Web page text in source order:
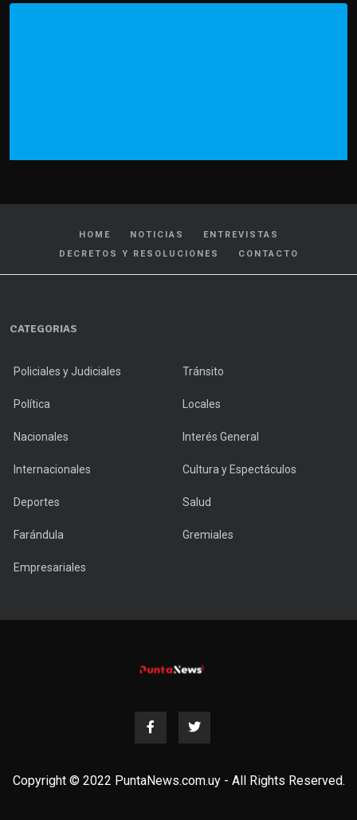
HOME NOTICIAS
ENTREVISTAS
DECRETOS Y RESOLUCIONES
CONTACTO
CATEGORIAS
Policiales y Judiciales Tránsito
Política Locales
Nacionales Interés General
Internacionales Cultura y Espectáculos
Deportes Salud
Farándula Gremiales
Empresariales
Copyright © 2022 PuntaNews.com.uy - All Rights Reserved.